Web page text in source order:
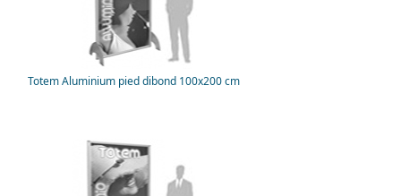
Totem Aluminium pied dibond 100x200 cm